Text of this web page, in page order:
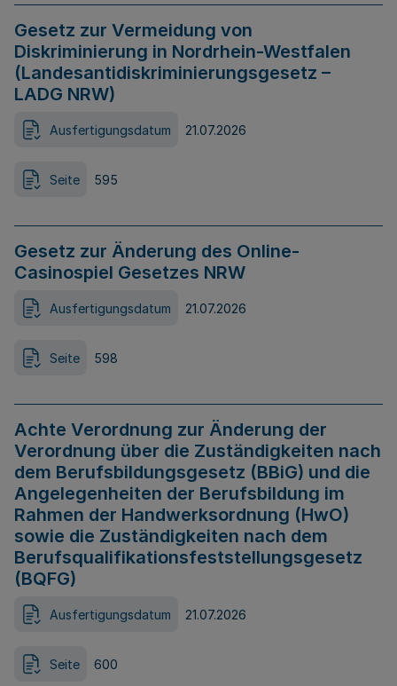
Gesetz zur Vermeidung von
Diskriminierung in Nordrhein-Westfalen
(Landesantidiskriminierungsgesetz –
LADG NRW)
Ausfertigungsdatum 21.07.2026
Seite 595
Gesetz zur Änderung des Online-
Casinospiel Gesetzes NRW
Ausfertigungsdatum 21.07.2026
Seite 598
Achte Verordnung zur Änderung der
Verordnung über die Zuständigkeiten nach
dem Berufsbildungsgesetz (BBiG) und die
Angelegenheiten der Berufsbildung im
Rahmen der Handwerksordnung (HwO)
sowie die Zuständigkeiten nach dem
Berufsqualifikationsfeststellungsgesetz
(BQFG)
Ausfertigungsdatum 21.07.2026
Seite 600